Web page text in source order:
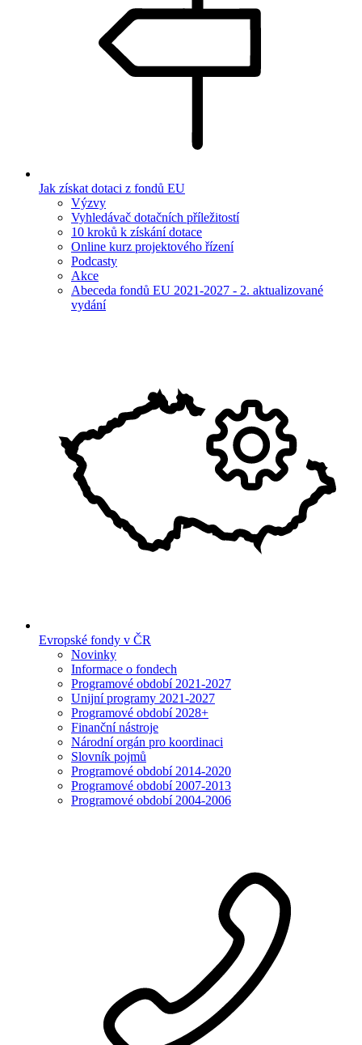
Jak získat dotaci z fondů EU
Výzvy
Vyhledávač dotačních příležitostí
10 kroků k získání dotace
Online kurz projektového řízení
Podcasty
Akce
Abeceda fondů EU 2021-2027 - 2. aktualizované
vydání
Evropské fondy v ČR
Novinky
Informace o fondech
Programové období 2021-2027
Unijní programy 2021-2027
Programové období 2028+
Finanční nástroje
Národní orgán pro koordinaci
Slovník pojmů
Programové období 2014-2020
Programové období 2007-2013
Programové období 2004-2006